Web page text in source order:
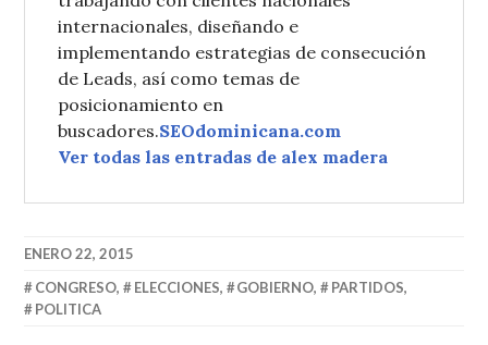
internacionales, diseñando e
implementando estrategias de consecución
de Leads, así como temas de
posicionamiento en
buscadores.SEOdominicana.com
Ver todas las entradas de alex madera
ENERO 22, 2015
CONGRESO, ELECCIONES, GOBIERNO, PARTIDOS,
POLITICA